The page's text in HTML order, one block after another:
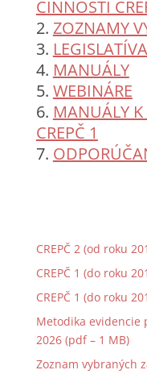
ČINNOSTI
ZOZNAMY
LEGISLATÍVA
MANUÁLY
WEBINÁRE
MANUÁLY
CREPČ 1
CREPČ 2 (od roku
CREPČ 1 (do roku
CREPČ 1 (do roku
Metodika evidencie
2026 (pdf – 1 MB)
Zoznam vybraných